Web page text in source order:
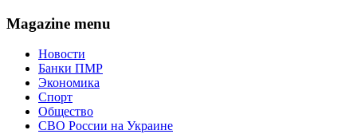
Magazine menu
Новости
Банки ПМР
Экономика
Спорт
Общество
СВО России на Украине